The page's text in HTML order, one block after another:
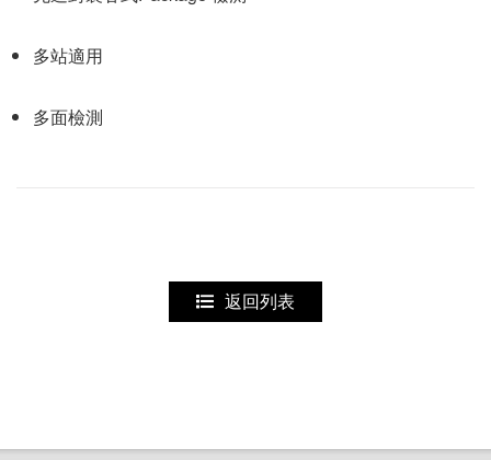
多站適用
多面檢測
返回列表